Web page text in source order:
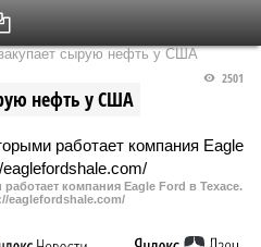
выпуск
сырую нефть у США
нефть у США
2501
компания Eagle Ford в Техасе.
eaglefordshale.com/